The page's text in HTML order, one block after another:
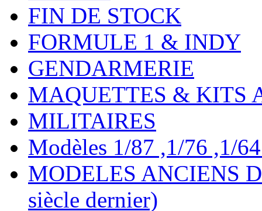
FIN DE STOCK
FORMULE 1 & INDY
GENDARMERIE
MAQUETTES & KITS
MILITAIRES
Modèles 1/87 ,1/76 ,1/
MODELES ANCIENS
siècle dernier)